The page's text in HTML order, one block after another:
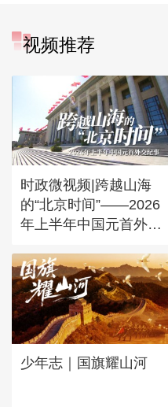
视频推荐
时政微视频|跨越山海
的“北京时间”——2026
年上半年中国元首外交
少年志｜国旗耀山河